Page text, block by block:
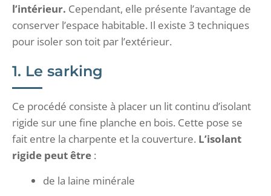
l’intérieur. Cependant, elle présente l’avantage de
conserver l’espace habitable. Il existe 3 techniques
pour isoler son toit par l’extérieur.
1. Le sarking
Ce procédé consiste à placer un lit continu d’isolant
rigide sur une fine planche en bois. Cette pose se
fait entre la charpente et la couverture. L’isolant
rigide peut être :
de la laine minérale